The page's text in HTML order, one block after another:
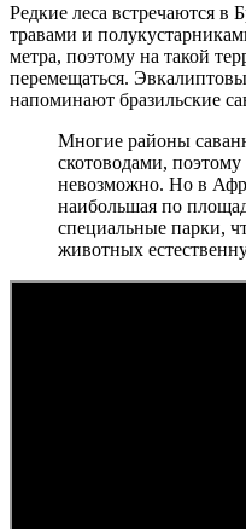
Редкие леса встречаются в
травами и
метра, поэтому на такой
перемещаться.
напоминают бразильские
Многие районы
скотоводами, поэтому
невозможно. Но в
наибольшая по
специальные парки,
животных